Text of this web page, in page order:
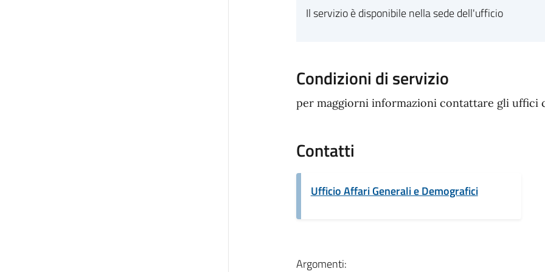
Il servizio è disponibile nella sede dell'ufficio
Condizioni di servizio
per maggiorni informazioni contattare gli uffici
Contatti
Ufficio Affari Generali e Demografici
Argomenti: